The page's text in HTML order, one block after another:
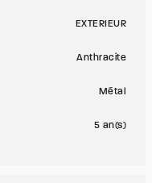
EXTERIEUR
Anthracite
Métal
5 an(s)